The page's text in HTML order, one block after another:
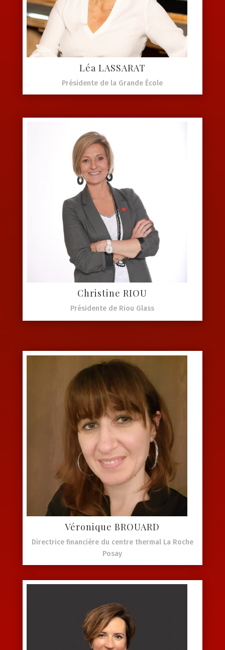
Léa LASSARAT
Présidente de la Grande École
Christine RIOU
Présidente de Riou Glass
Véronique BROUARD
Directrice financière du centre thermal La Roche
Posay